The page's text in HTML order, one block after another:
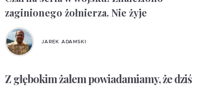
zaginionego żołnierza. Nie żyje
JAREK ADAMSKI
Z głębokim żalem powiadamiamy, że dziś